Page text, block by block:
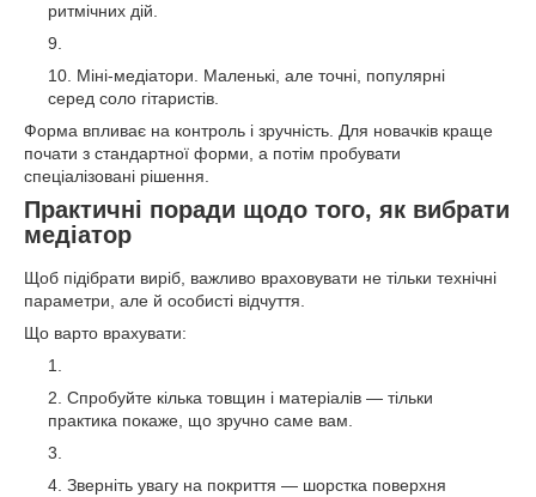
ритмічних дій.
Міні-медіатори. Маленькі, але точні, популярні
серед соло гітаристів.
Форма впливає на контроль і зручність. Для новачків краще
почати з стандартної форми, а потім пробувати
спеціалізовані рішення.
Практичні поради щодо того, як вибрати
медіатор
Щоб підібрати виріб, важливо враховувати не тільки технічні
параметри, але й особисті відчуття.
Що варто врахувати:
Спробуйте кілька товщин і матеріалів — тільки
практика покаже, що зручно саме вам.
Зверніть увагу на покриття — шорстка поверхня